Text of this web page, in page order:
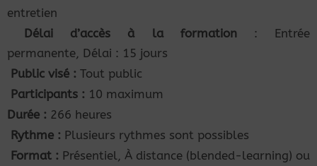
entretien
Délai d’accès à la formation: Entrée
permanente, Délai : 15 jours
Public visé : Tout public
Participants : 10 maximum
Durée : 266 heures
Rythme : Plusieurs rythmes sont possibles
Format : Présentiel, À distance (blended-learning) ou